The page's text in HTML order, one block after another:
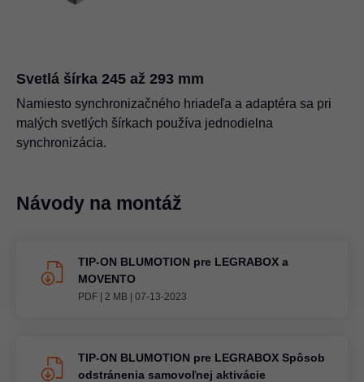
Svetlá šírka 245 až 293 mm
Namiesto synchronizačného hriadeľa a adaptéra sa pri
malých svetlých šírkach používa jednodielna
synchronizácia.
Návody na montáž
TIP-ON BLUMOTION pre LEGRABOX a
MOVENTO
PDF | 2 MB | 07-13-2023
TIP-ON BLUMOTION pre LEGRABOX Spôsob
odstránenia samovoľnej aktivácie